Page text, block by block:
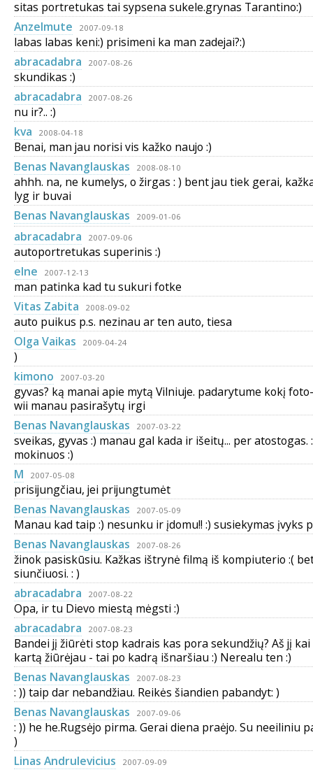
sitas portretukas tai sypsena sukele.grynas Tarantino:)
Anzelmute
2007-09-18
labas labas keni:) prisimeni ka man zadejai?:)
abracadabra
2007-08-26
skundikas :)
abracadabra
2007-08-26
nu ir?.. :)
kva
2008-04-18
Benai, man jau norisi vis kažko naujo :)
Benas Navanglauskas
2008-08-10
ahhh. na, ne kumelys, o žirgas : ) bent jau tiek gerai,
lyg ir buvai
Benas Navanglauskas
2009-01-06
abracadabra 2007-09-06
autoportretukas superinis :)
elne
2007-12-13
man patinka kad tu sukuri fotke
Vitas Zabita
2008-09-02
auto puikus p.s. nezinau ar ten auto, tiesa
Olga Vaikas
2009-04-24
)
kimono
2007-03-20
gyvas? ką manai apie mytą Vilniuje. padarytume kokį
wii manau pasirašytų irgi
Benas Navanglauskas
2007-03-22
sveikas, gyvas :) manau gal kada ir išeitų... per atostogas.
mokinuos :)
M
2007-05-08
prisijungčiau, jei prijungtumėt
Benas Navanglauskas
2007-05-09
Manau kad taip :) nesunku ir įdomu!! :) susiekymas įvyks
Benas Navanglauskas
2007-08-26
žinok pasiskūsiu. Kažkas ištrynė filmą iš kompiuterio :(
siunčiuosi. : )
abracadabra
2007-08-22
Opa, ir tu Dievo miestą mėgsti :)
abracadabra
2007-08-23
Bandei jį žiūrėti stop kadrais kas pora sekundžių? Aš jį
kartą žiūrėjau - tai po kadrą išnaršiau :) Nerealu ten :)
Benas Navanglauskas
2007-08-23
: )) taip dar nebandžiau. Reikės šiandien pabandyt: )
Benas Navanglauskas
2007-09-06
: )) he he.Rugsėjo pirma. Gerai diena praėjo. Su neeiliniu
)
Linas Andrulevicius
2007-09-09